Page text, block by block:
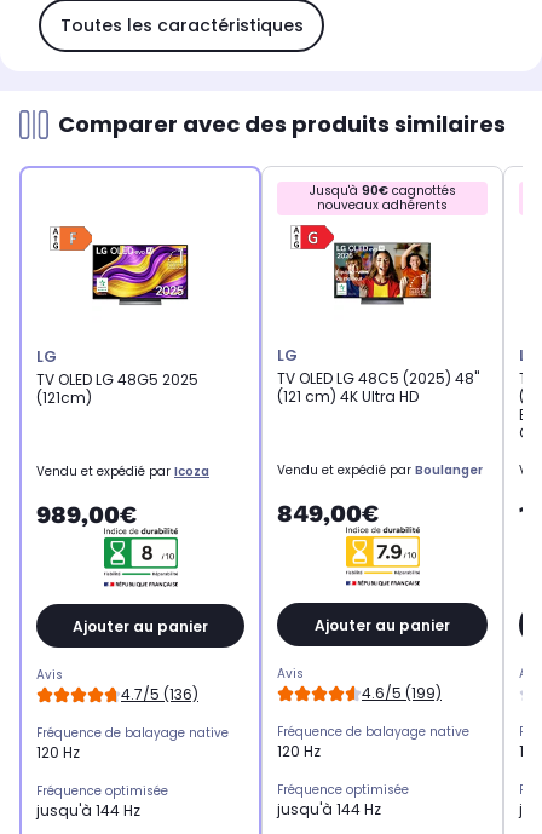
Toutes les caractéristiques
Comparer avec des produits similaires
LG
TV OLED LG 48G5 2025
(121cm)
Vendu et expédié par Icoza
989,00€
Ajouter au panier
Avis
4.7/5 (136)
Fréquence de balayage native
120 Hz
Fréquence optimisée
jusqu'à 144 Hz
Jusqu'à 90€cagnottés
nouveaux adhérents
LG
TV OLED LG 48C5 (2025) 48"
(121 cm) 4K Ultra HD
Vendu et expédié par Boulanger
849,00€
Ajouter au panier
Avis
4.6/5 (199)
Fréquence de balayage native
120 Hz
Fréquence optimisée
jusqu'à 144 Hz
LG
TV